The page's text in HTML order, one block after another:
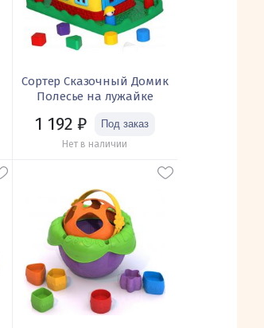
Сортер Сказочный Домик
Полесье на лужайке
1 192 ₽
Нет в наличии